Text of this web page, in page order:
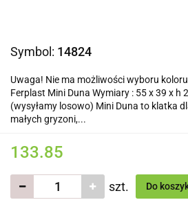
Symbol: 14824
Uwaga! Nie ma możliwości wyboru
Ferplast Mini Duna Wymiary : 55 x 39 x h
(wysyłamy losowo) Mini Duna to klatka
małych gryzoni,...
133.85
szt. Do